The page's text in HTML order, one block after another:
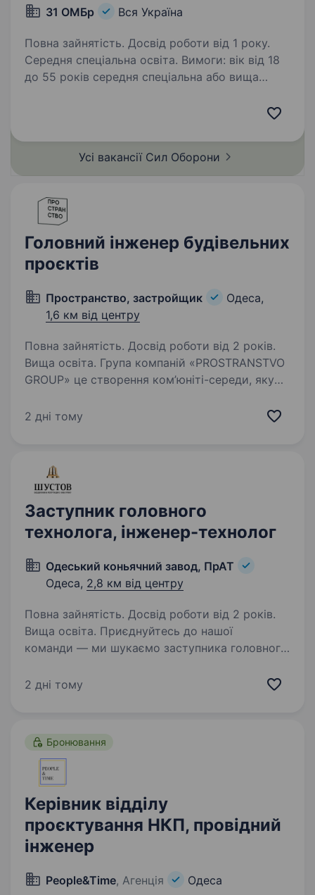
31 ОМБр Вся Україна
Повна зайнятість. Досвід роботи від 1 року.
Середня спеціальна освіта. Вимоги: вік від 18
до 55 років середня спеціальна або вища
високий рівень самодисципліни,…
Усі вакансії Сил Оборони
Головний інженер будівельних
проєктів
Пространство, застройщик
Одеса,
1,6 км від центру
Повна зайнятість. Досвід роботи від 2 років.
Вища освіта. Група компаній «PROSTRANSTVO
GROUP» це створення ком’юніті-середи, яку
і мікрорайонів, але і в усій інфраструктурі,
2 дні тому
Заступник головного
технолога, інженер-технолог
Одеський коньячний завод, ПрАТ
Одеса, 2,8 км від центру
Повна зайнятість. Досвід роботи від 2 років.
Вища освіта. Приєднуйтесь до нашої
команди — ми шукаємо заступника головного
освіта (харчова промисловість, технологія
2 дні тому
Бронювання
Керівник відділу
проєктування НКП, провідний
інженер
People&Time, Агенція Одеса